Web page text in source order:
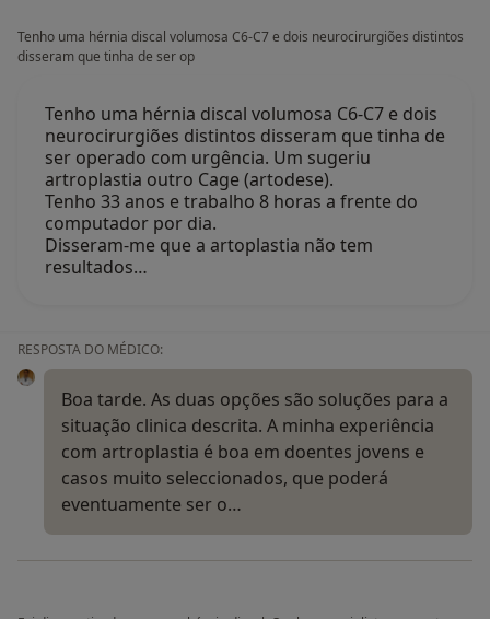
Tenho uma hérnia discal volumosa C6-C7 e dois neurocirurgiões distintos
disseram que tinha de ser op
Tenho uma hérnia discal volumosa C6-C7 e dois
neurocirurgiões distintos disseram que tinha de
ser operado com urgência. Um sugeriu
artroplastia outro Cage (artodese).
Tenho 33 anos e trabalho 8 horas a frente do
computador por dia.
Disseram-me que a artoplastia não tem
resultados…
RESPOSTA DO MÉDICO:
Boa tarde. As duas opções são soluções para a
situação clinica descrita. A minha experiência
com artroplastia é boa em doentes jovens e
casos muito seleccionados, que poderá
eventuamente ser o…